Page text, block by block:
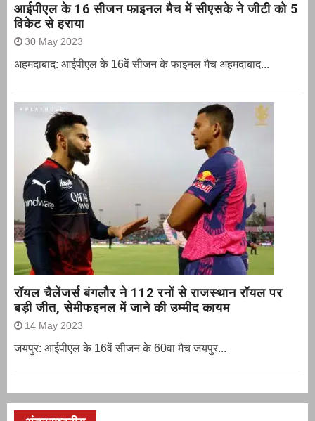
आईपीएल के 16 सीजन फाइनल मैच में सीएसके ने जीटी को 5
विकेट से हराया
30 May 2023
अहमदाबाद: आईपीएल के 16वें सीजन के फाइनल मैच अहमदाबाद...
रॉयल चैलेंजर्स बंगलौर ने 112 रनों से राजस्थान रॉयल पर
बड़ी जीत, सेमीफइनल में जाने की उम्मीद कायम
14 May 2023
जयपुर: आईपीएल के 16वें सीजन के 60वा मैच जयपुर...